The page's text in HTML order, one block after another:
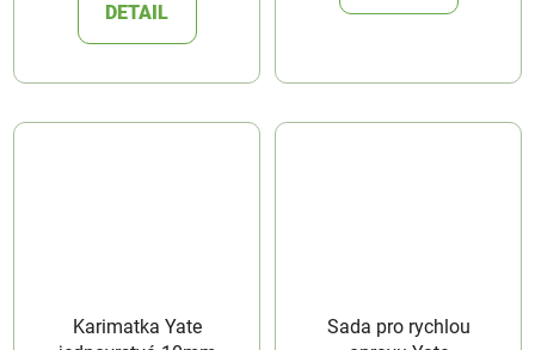
DETAIL
Karimatka Yate
Sada pro rychlou